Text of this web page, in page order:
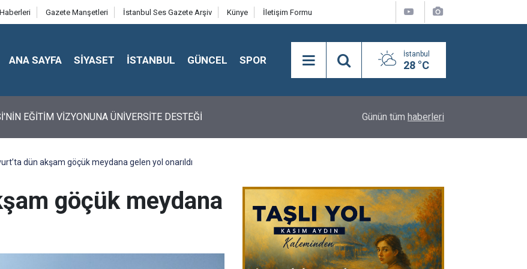
Gazete Manşetleri İstanbul Ses Gazete Arşiv Künye İletişim Formu
ANA SAYFA SİYASET İSTANBUL GÜNCEL SPOR İstanbul
28 °C
EĞİTİM VİZYONUNA ÜNİVERSİTE DESTEĞİ İBB BAŞKAN VEKİLİ KENT LOKANTASI'NI
Günün tüm haberleri
dün akşam göçük meydana gelen yol onarıldı
göçük meydana